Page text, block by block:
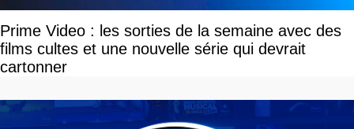
Prime Video : les sorties de la semaine avec des
films cultes et une nouvelle série qui devrait
cartonner